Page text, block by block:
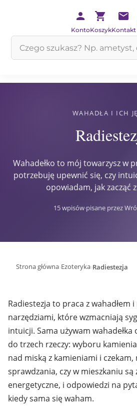
KontoKoszykKontakt
WAHADŁA I ICH
Wahadełko to mój towarzysz w
potrzebuję upewnić się, czy
opowiadam, jak zacząć
15 wpisów·pisane przez
Strona główna›Ezoteryka›Radiestezja
Radiestezja to praca z wahadłem
narzędziami, które wzmacniają
intuicji. Sama używam
do trzech rzeczy: wyboru
nad miską z kamieniami i
sprawdzania, czy w mieszkaniu są
energetyczne, i odpowiedzi na
kiedy sama się waham.